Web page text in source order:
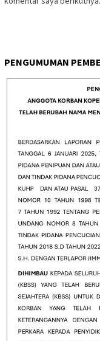
PENGUMUMAN